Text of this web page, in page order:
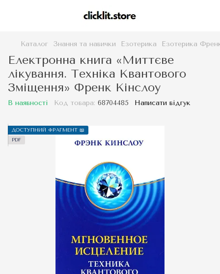
Каталог Знання та навички Езотерика Езотерика
Електронна книга «Миттєве
лікування. Техніка Квантового
Зміщення» Френк Кінслоу
В наявності Код товара: 68704485 Написати відгук
ДОСТУПНИЙ ФРАГМЕНТ 📖
PDF